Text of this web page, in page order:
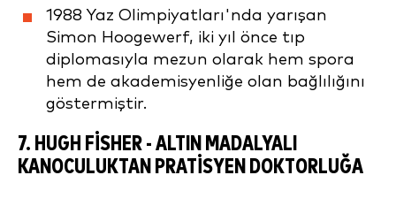
1988 Yaz Olimpiyatları'nda yarışan
Simon Hoogewerf, iki yıl önce tıp
diplomasıyla mezun olarak hem spora
hem de akademisyenliğe olan bağlılığını
göstermiştir.
7. HUGH FISHER - ALTIN MADALYALI
KANOCULUKTAN PRATISYEN DOKTORLUĞA